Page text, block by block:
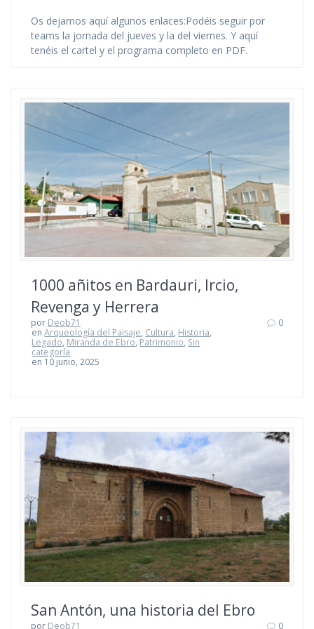
Os dejamos aquí algunos enlaces:Podéis seguir por
teams la jornada del jueves y la del viernes. Y aquí
tenéis el cartel y el programa completo en PDF.
1000 añitos en Bardauri, Ircio,
Revenga y Herrera
por Deob71
enArqueología del Paisaje, Cultura, Historia,
Legado, Miranda de Ebro, Patrimonio, Sin
categoría
en 10 junio, 2025
0
San Antón, una historia del Ebro
por Deob71 0